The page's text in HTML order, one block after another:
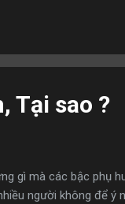
trời ấm áp bên
Tại sao ?
gì mà các bậc phụ
người không để ý